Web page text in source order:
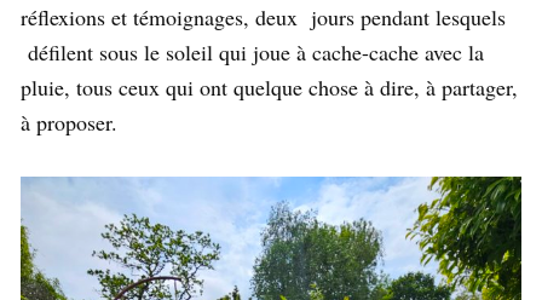
réflexions et témoignages, deux jours pendant lesquels
défilent sous le soleil qui joue à cache-cache avec la
pluie, tous ceux qui ont quelque chose à dire, à partager,
à proposer.